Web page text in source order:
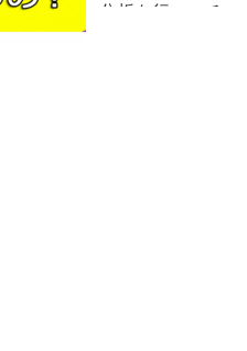
分析を行い、チ
負けます。 日経
みもありません